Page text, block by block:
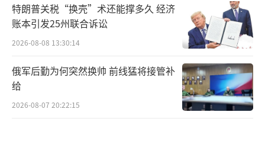
特朗普关税“换壳”术还能撑多久 经济
账本引发25州联合诉讼
2026-08-08 13:30:14
俄军后勤为何突然换帅 前线猛将接管补
给
2026-08-07 20:22:15